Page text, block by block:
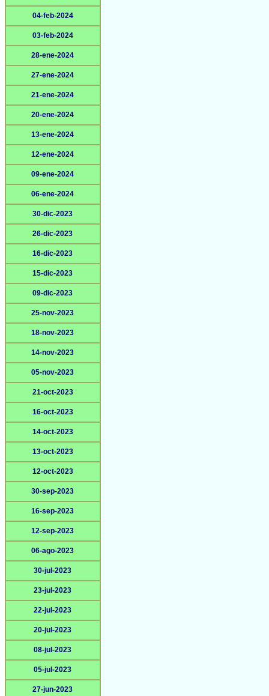
04-feb-2024
03-feb-2024
28-ene-2024
27-ene-2024
21-ene-2024
20-ene-2024
13-ene-2024
12-ene-2024
09-ene-2024
06-ene-2024
30-dic-2023
26-dic-2023
16-dic-2023
15-dic-2023
09-dic-2023
25-nov-2023
18-nov-2023
14-nov-2023
05-nov-2023
21-oct-2023
16-oct-2023
14-oct-2023
13-oct-2023
12-oct-2023
30-sep-2023
16-sep-2023
12-sep-2023
06-ago-2023
30-jul-2023
23-jul-2023
22-jul-2023
20-jul-2023
08-jul-2023
05-jul-2023
27-jun-2023